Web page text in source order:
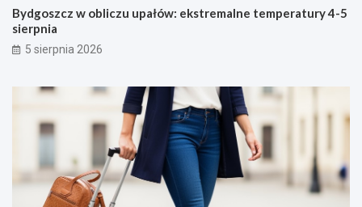
Bydgoszcz w obliczu upałów: ekstremalne temperatury 4-5
sierpnia
5 sierpnia 2026